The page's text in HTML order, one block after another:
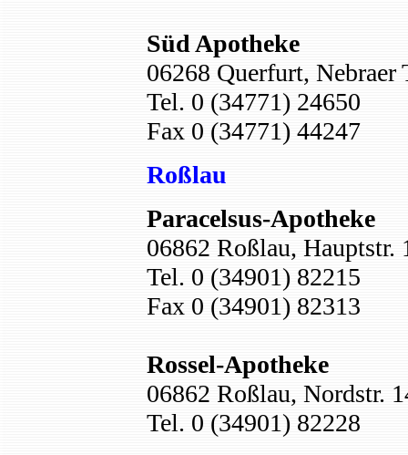
Süd Apotheke
06268 Querfurt, Nebraer
Tel. 0 (34771) 24650
Fax 0 (34771) 44247
Roßlau
Paracelsus-Apotheke
06862 Roßlau, Hauptstr.
Tel. 0 (34901) 82215
Fax 0 (34901) 82313
Rossel-Apotheke
06862 Roßlau, Nordstr.
Tel. 0 (34901) 82228